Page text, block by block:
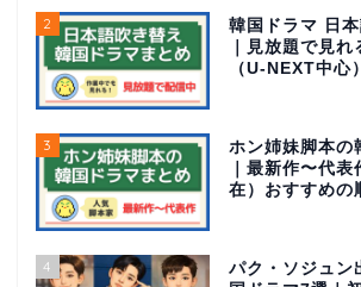
2
韓国ドラマ 日
｜見放題で見
（U-NEXT中心）
3
ホン姉妹脚本の
｜最新作〜代
在）おすすめの
4
パク・ソジュン